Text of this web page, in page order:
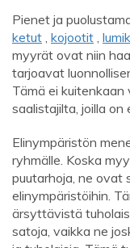
Pienet ja
ketut kojootit
myyrät ovat niin
tarjoavat
Tämä ei
saalistajilta, joilla
Elinympäristön
ryhmälle. Koska
puutarhoja, ne ovat
elinympäristöihin.
ärsyttävistä
satoja, vaikka ne